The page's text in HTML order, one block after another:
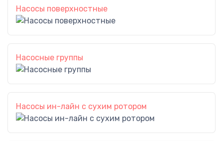
Насосы поверхностные
Насосные группы
Насосы ин-лайн с сухим ротором